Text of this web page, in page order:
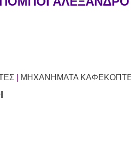
ΜΗΧΑΝΗΜΑΤΑ